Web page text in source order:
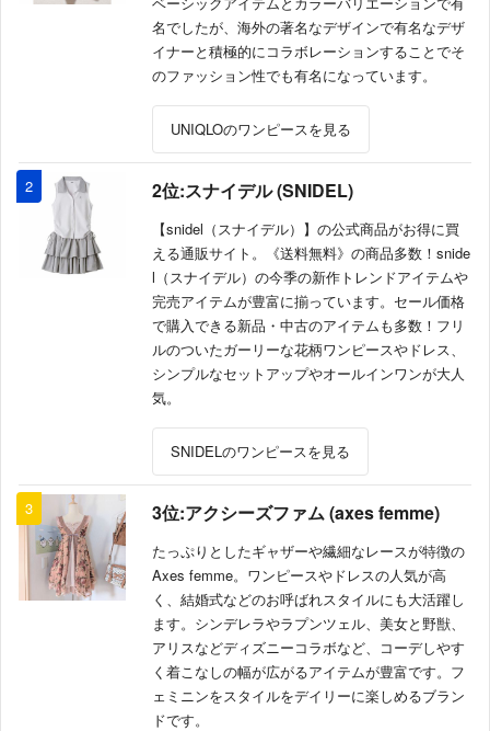
名でしたが、海外の著名なデザインで有名なデザ
イナーと積極的にコラボレーションすることでそ
のファッション性でも有名になっています。
UNIQLOのワンピースを見る
2 2位:スナイデル (SNIDEL)
【snidel（スナイデル）】の公式商品がお得に買
える通販サイト。《送料無料》の商品多数！snide
l（スナイデル）の今季の新作トレンドアイテムや
完売アイテムが豊富に揃っています。セール価格
で購入できる新品・中古のアイテムも多数！フリ
ルのついたガーリーな花柄ワンピースやドレス、
シンプルなセットアップやオールインワンが大人
気。
SNIDELのワンピースを見る
3 3位:アクシーズファム (axes femme)
たっぷりとしたギャザーや繊細なレースが特徴の
Axes femme。ワンピースやドレスの人気が高
く、結婚式などのお呼ばれスタイルにも大活躍し
ます。シンデレラやラプンツェル、美女と野獣、
アリスなどディズニーコラボなど、コーデしやす
く着こなしの幅が広がるアイテムが豊富です。フ
ェミニンをスタイルをデイリーに楽しめるブラン
ドです。